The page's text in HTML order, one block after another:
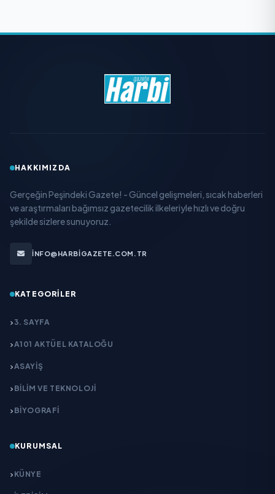
HAKKIMIZDA
Gerçeğin Peşindeki Gazete! - Güncel gelişmeleri, sıcak haberleri
ve araştırmaları bağımsız gazetecilik ilkeleriyle hızlı ve doğru
şekilde sizlere sunuyoruz.
INFO@HARBIGAZETE.COM.TR
KATEGORILER
3. SAYFA
A101 AKTÜEL KATALOĞU
ASAYİŞ
BİLİM VE TEKNOLOJİ
BİYOGRAFİ
KURUMSAL
KÜNYE